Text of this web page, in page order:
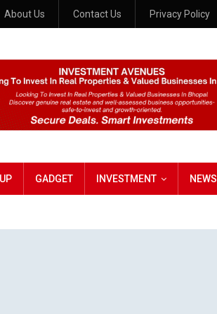
About Us Contact Us Privacy Policy
GADGET INVESTMENT NEWS